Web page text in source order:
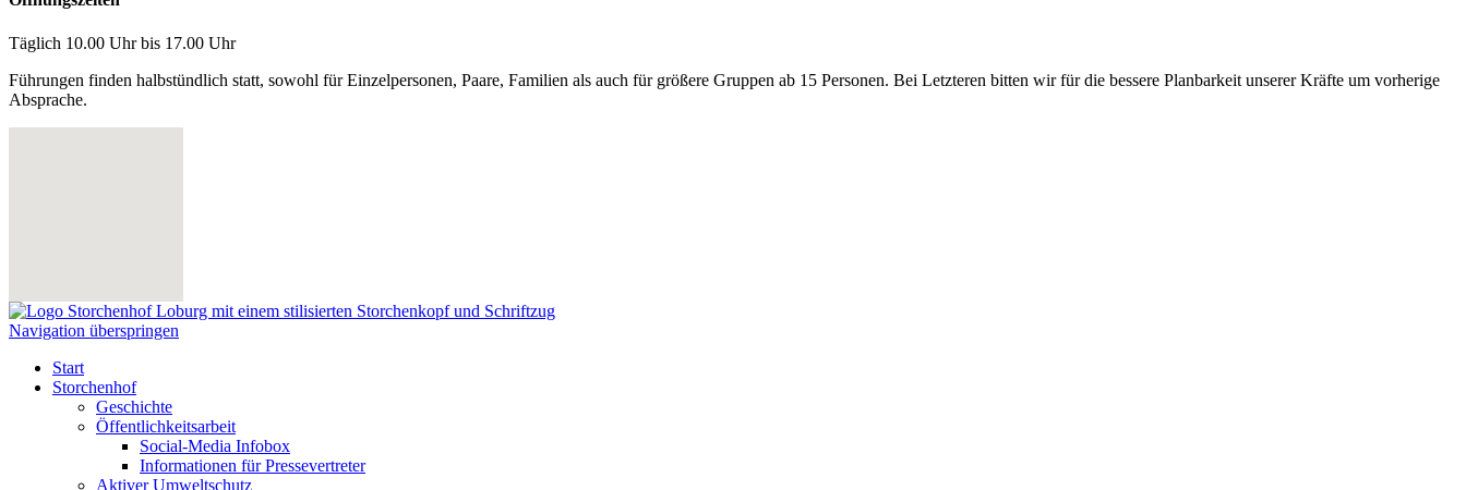
Täglich 10.00 Uhr bis 17.00 Uhr
Führungen finden halbstündlich statt, sowohl für Einzelpersonen, Paare, Familien als auch für größere Gruppen ab 15 Personen. Bei Letzteren bitten wir für die bessere Planbarkeit unserer Kräfte um vorherige
Absprache.
Navigation überspringen
Start
Storchenhof
Geschichte
Öffentlichkeitsarbeit
Social-Media Infobox
Informationen für Pressevertreter
Aktiver Umweltschutz